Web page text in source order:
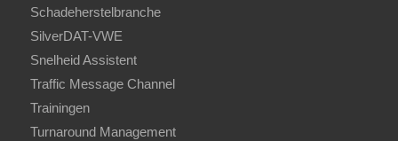
Schadeherstelbranche
SilverDAT-VWE
Snelheid Assistent
Traffic Message Channel
Trainingen
Turnaround Management